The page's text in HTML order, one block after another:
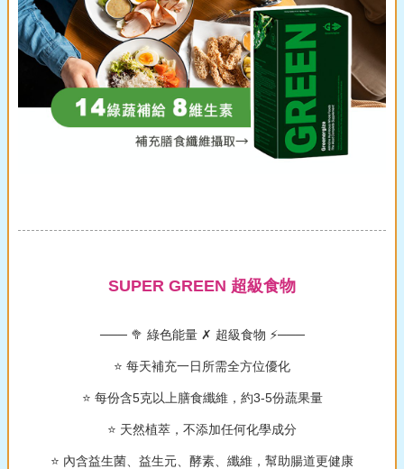
SUPER GREEN 超級食物
─── 🥦 綠色能量 ✗ 超級食物 ⚡️───
⭐️ 每天補充一日所需全方位優化
⭐️ 每份含5克以上膳食纖維，約3-5份蔬果量
⭐️ 天然植萃，不添加任何化學成分
⭐️ 內含益生菌、益生元、酵素、纖維，幫助腸道更健康